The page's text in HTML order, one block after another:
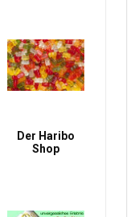
Der Haribo
Shop